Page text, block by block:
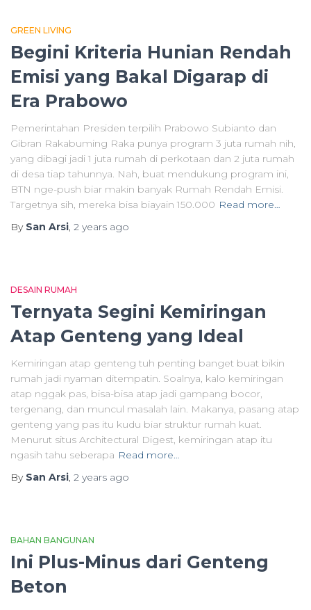
GREEN LIVING
Begini Kriteria Hunian Rendah
Emisi yang Bakal Digarap di
Era Prabowo
Pemerintahan Presiden terpilih Prabowo Subianto dan
Gibran Rakabuming Raka punya program 3 juta rumah nih,
yang dibagi jadi 1 juta rumah di perkotaan dan 2 juta rumah
di desa tiap tahunnya. Nah, buat mendukung program ini,
BTN nge-push biar makin banyak Rumah Rendah Emisi.
Targetnya sih, mereka bisa biayain 150.000 Read more…
By San Arsi, 2 years ago
DESAIN RUMAH
Ternyata Segini Kemiringan
Atap Genteng yang Ideal
Kemiringan atap genteng tuh penting banget buat bikin
rumah jadi nyaman ditempatin. Soalnya, kalo kemiringan
atap nggak pas, bisa-bisa atap jadi gampang bocor,
tergenang, dan muncul masalah lain. Makanya, pasang atap
genteng yang pas itu kudu biar struktur rumah kuat.
Menurut situs Architectural Digest, kemiringan atap itu
ngasih tahu seberapa Read more…
By San Arsi, 2 years ago
BAHAN BANGUNAN
Ini Plus-Minus dari Genteng
Beton